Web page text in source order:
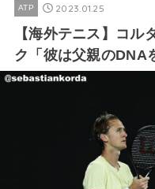
ATP 2023.01.25
【海外テニス】コル
ク「彼は父親のDNA